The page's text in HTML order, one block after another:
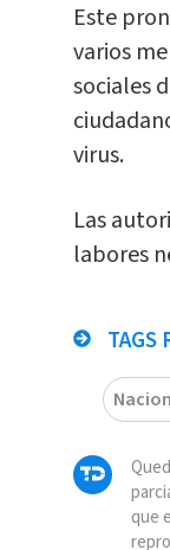
Este
varios
sociales
virus.
Las
labores
TAGS
que